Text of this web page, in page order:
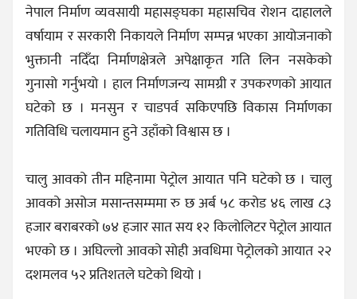
नेपाल निर्माण व्यवसायी महासङ्घका महासचिव रोशन दाहालले
वर्षायाम र सरकारी निकायले निर्माण सम्पन्न भएका आयोजनाको
भुक्तानी नदिँदा निर्माणक्षेत्रले अपेक्षाकृत गति लिन नसकेको
गुनासो गर्नुभयो । हाल निर्माणजन्य सामग्री र उपकरणको आयात
घटेको छ । मनसुन र चाडपर्व सकिएपछि विकास निर्माणका
गतिविधि चलायमान हुने उहाँको विश्वास छ ।
चालु आवको तीन महिनामा पेट्रोल आयात पनि घटेको छ । चालु
आवको असोज मसान्तसम्ममा रु छ अर्ब ५८ करोड ४६ लाख ८३
हजार बराबरको ७४ हजार सात सय १२ किलोलिटर पेट्रोल आयात
भएको छ । अघिल्लो आवको सोही अवधिमा पेट्रोलको आयात २२
दशमलव ५२ प्रतिशतले घटेको थियो ।